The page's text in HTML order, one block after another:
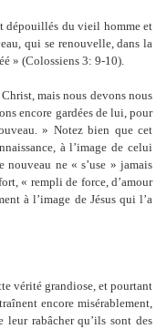
dépouillés du vieil homme et
qui se renouvelle, dans la
» (Colossiens 3: 9-10).
mais nous devons nous
encore gardées de lui, pour
» Notez bien que cet
à l’image de celui
ne « s’use » jamais
« rempli de force, d’amour
à l’image de Jésus qui l’a
vérité grandiose, et pourtant
encore misérablement,
leur rabâcher qu’ils sont des